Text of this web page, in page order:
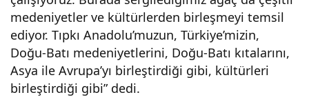
medeniyetler ve kültürlerden birleşmeyi temsil
ediyor. Tıpkı Anadolu’muzun, Türkiye’mizin,
Doğu-Batı medeniyetlerini, Doğu-Batı kıtalarını,
Asya ile Avrupa’yı birleştirdiği gibi, kültürleri
birleştirdiği gibi” dedi.